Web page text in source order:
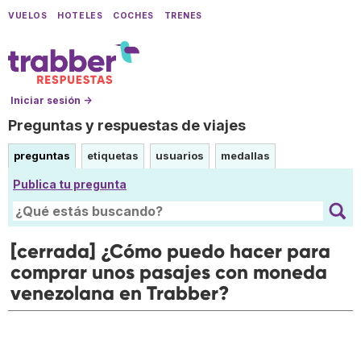
VUELOS HOTELES COCHES TRENES
Iniciar sesión →
Preguntas y respuestas de viajes
preguntas etiquetas usuarios medallas
Publica tu pregunta
[cerrada] ¿Cómo puedo hacer para
comprar unos pasajes con moneda
venezolana en Trabber?